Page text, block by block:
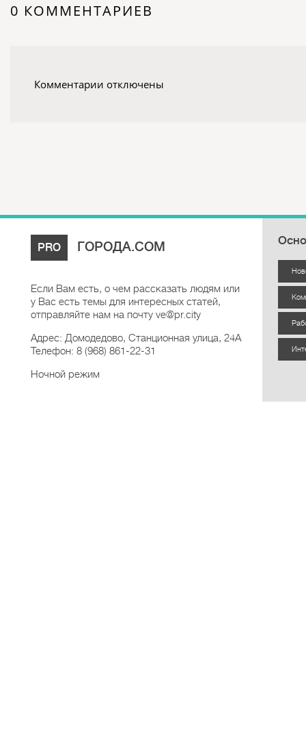
0 КОММЕНТАРИЕВ
Комментарии отключены
PRO ГОРОДА.COM
Если Вам есть, о чем рассказать людям или
у Вас есть темы для интересных статей,
отправляйте нам на почту ve@pr.city
Адрес: Домодедово, Станционная улица, 24А
Телефон: 8 (968) 861-22-31
Ночной режим